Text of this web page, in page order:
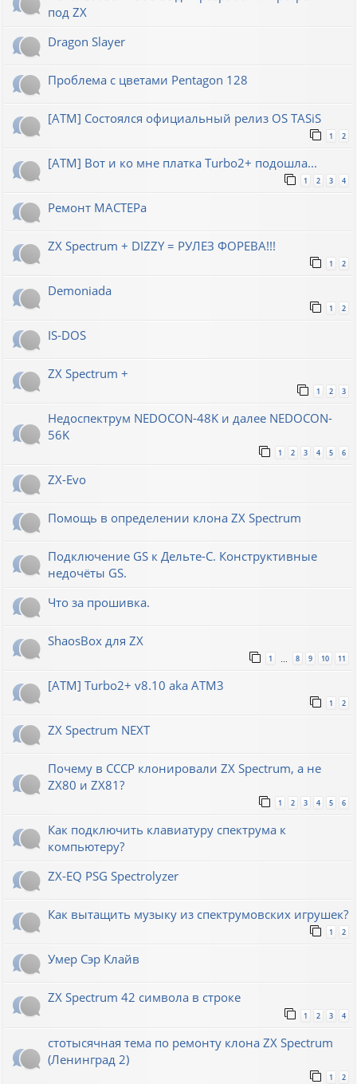
под ZX
Dragon Slayer
Проблема с цветами Pentagon 128
[ATM] Состоялся официальный релиз OS TASiS
1 2
[ATM] Вот и ко мне платка Turbo2+ подошла...
1 2 3 4
Ремонт МАСТЕРа
ZX Spectrum + DIZZY = РУЛЕЗ ФОРЕВА!!!
1 2
Demoniada
1 2
IS-DOS
ZX Spectrum +
1 2 3
Недоспектрум NEDOCON-48K и далее NEDOCON-
56K
1 2 3 4 5 6
ZX-Evo
Помощь в определении клона ZX Spectrum
Подключение GS к Дельте-С. Конструктивные
недочёты GS.
Что за прошивка.
ShaosBox для ZX
1 … 8 9 10 11
[ATM] Turbo2+ v8.10 aka ATM3
1 2
ZX Spectrum NEXT
Почему в СССР клонировали ZX Spectrum, а не
ZX80 и ZX81?
1 2 3 4 5 6
Как подключить клавиатуру спектрума к
компьютеру?
ZX-EQ PSG Spectrolyzer
Как вытащить музыку из спектрумовских игрушек?
1 2
Умер Сэр Клайв
ZX Spectrum 42 символа в строке
1 2 3 4
стотысячная тема по ремонту клона ZX Spectrum
(Ленинград 2)
1 2